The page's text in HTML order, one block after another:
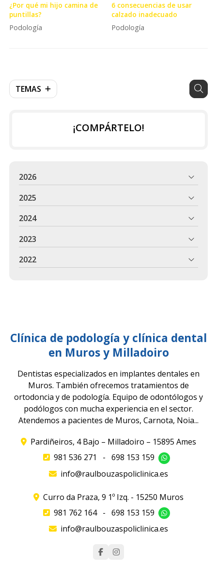
TEMAS
¿Por qué mi hijo camina de
puntillas?
Podología
6 consecuencias de usar
calzado inadecuado
Podología
¡COMPÁRTELO!
2026
2025
2024
2023
2022
Clínica de podología y clínica dental
en Muros y Milladoiro
Dentistas especializados en implantes dentales en
Muros. También ofrecemos tratamientos de
ortodoncia y de podología. Equipo de odontólogos y
podólogos con mucha experiencia en el sector.
Atendemos a pacientes de Muros, Carnota, Noia...
Pardiñeiros, 4 Bajo – Milladoiro – 15895 Ames
981 536 271
- 698 153 159
info@raulbouzaspoliclinica.es
Curro da Praza, 9 1º Izq. - 15250 Muros
981 762 164 - 698 153 159
info@raulbouzaspoliclinica.es